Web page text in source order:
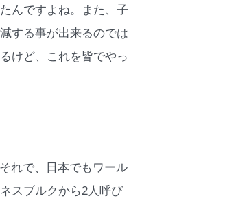
んですよね。また、子
する事が出来るのでは
けど、これを皆でやっ
れで、日本でもワール
スブルクから2人呼び